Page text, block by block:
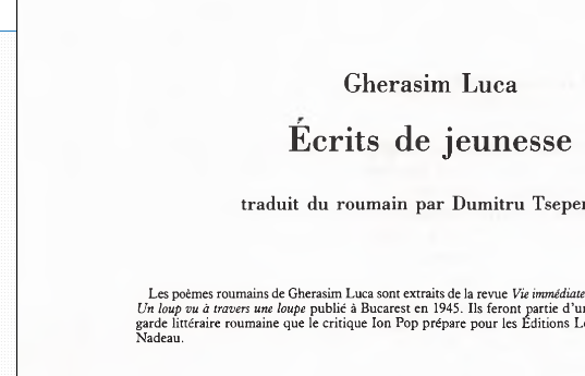
Gherasim Luca
Écrits  de jeunesse
traduit  du roumain par Dumitru
Les poèmes roumains de Gherasim Luca sont extraits de la revue Vie immédiate
Un loup vu à travers une loupe publié à Bucarest en 1945. Ils feront partie
garde littéraire roumaine que le critique Ion Pop prépare pour les
Nadeau.